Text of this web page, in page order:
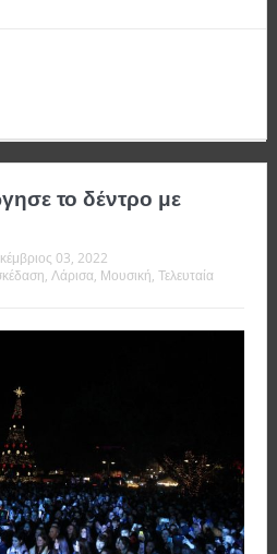
το δέντρο με
03, 2022
, Λάρισα, Μουσική, Τελευταία